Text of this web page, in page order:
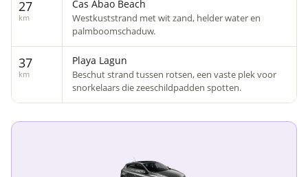
27
km
Cas Abao Beach
Westkuststrand met wit zand, helder water en
palmboomschaduw.
37
km
Playa Lagun
Beschut strand tussen rotsen, een vaste plek voor
snorkelaars die zeeschildpadden spotten.